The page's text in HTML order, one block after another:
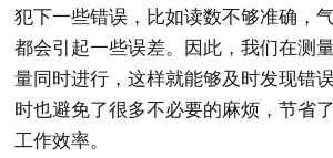
犯下一些错误，比如读数不够准确，
都会引起一些误差。因此，我们在测
量同时进行，这样就能够及时发现错
时也避免了很多不必要的麻烦，节省
工作效率。